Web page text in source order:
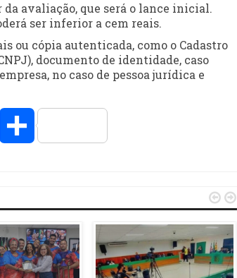
avaliação, que será o lance inicial.
ser inferior a cem reais.
ou cópia autenticada, como o Cadastro
documento de identidade, caso
no caso de pessoa jurídica e
Copy Compartilhar
 